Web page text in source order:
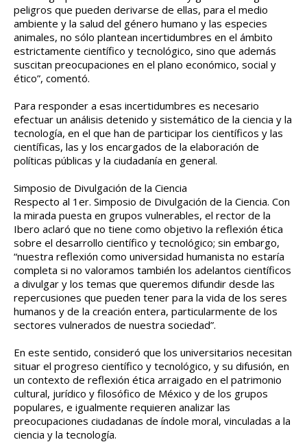
peligros que pueden derivarse de ellas, para el medio
ambiente y la salud del género humano y las especies
animales, no sólo plantean incertidumbres en el ámbito
estrictamente científico y tecnológico, sino que además
suscitan preocupaciones en el plano económico, social y
ético”, comentó.
Para responder a esas incertidumbres es necesario
efectuar un análisis detenido y sistemático de la ciencia y la
tecnología, en el que han de participar los científicos y las
científicas, las y los encargados de la elaboración de
políticas públicas y la ciudadanía en general.
Simposio de Divulgación de la Ciencia
Respecto al 1er. Simposio de Divulgación de la Ciencia. Con
la mirada puesta en grupos vulnerables, el rector de la
Ibero aclaró que no tiene como objetivo la reflexión ética
sobre el desarrollo científico y tecnológico; sin embargo,
“nuestra reflexión como universidad humanista no estaría
completa si no valoramos también los adelantos científicos
a divulgar y los temas que queremos difundir desde las
repercusiones que pueden tener para la vida de los seres
humanos y de la creación entera, particularmente de los
sectores vulnerados de nuestra sociedad”.
En este sentido, consideró que los universitarios necesitan
situar el progreso científico y tecnológico, y su difusión, en
un contexto de reflexión ética arraigado en el patrimonio
cultural, jurídico y filosófico de México y de los grupos
populares, e igualmente requieren analizar las
preocupaciones ciudadanas de índole moral, vinculadas a la
ciencia y la tecnología.